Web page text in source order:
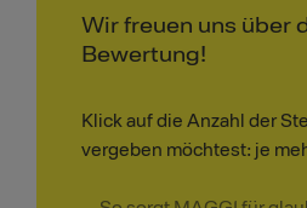
Wir freuen uns über
Bewertung!
Klick auf die Anzahl der
vergeben möchtest: je